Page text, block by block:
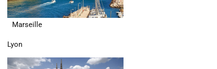
Marseille
Lyon